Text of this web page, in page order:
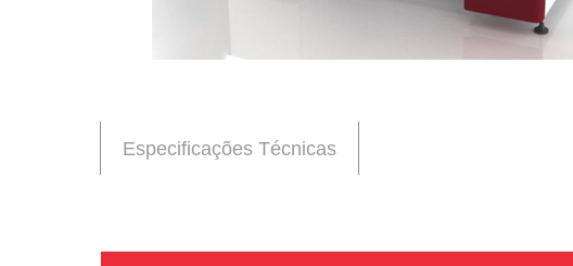
Especificações Técnicas